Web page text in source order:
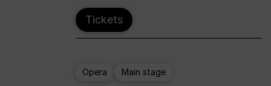
Tickets
Opera Main stage